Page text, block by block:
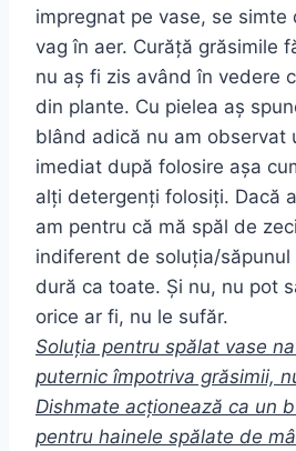
impregnat pe vase, se simte
vag în aer. Curăță grăsimile
nu aș fi zis având în vedere
din plante. Cu pielea aș
blând adică nu am observat
imediat după folosire așa
alți detergenți folosiți. Dacă
am pentru că mă spăl de
indiferent de soluția/
dură ca toate. Și nu, nu pot
orice ar fi, nu le sufăr.
Soluția pentru spălat vase
puternic împotriva grăsimii,
Dishmate acționează ca un
pentru hainele spălate de